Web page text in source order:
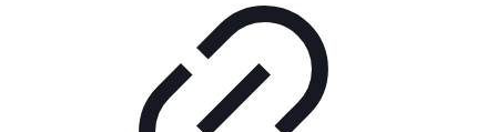
Опции
можно
на
странице
товара.